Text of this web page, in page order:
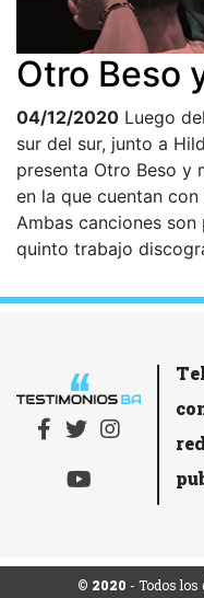
Otro Beso
04/12/2020 Luego
sur del sur, junto a
presenta Otro Beso y
en la que cuentan
Ambas canciones
quinto trabajo
© 2020 - Todos los